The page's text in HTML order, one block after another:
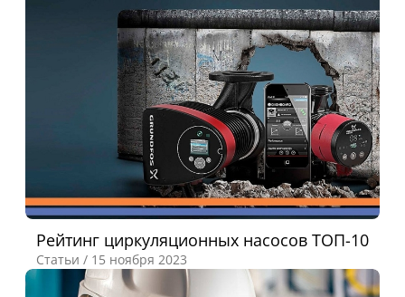
Рейтинг циркуляционных насосов ТОП-10
Статьи / 15 ноября 2023